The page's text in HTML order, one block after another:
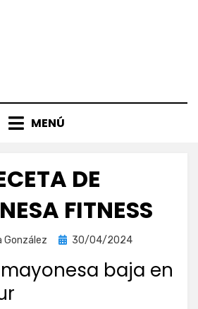
MENÚ
DE
FITNESS
González
Publicada
30/04/2024
baja en